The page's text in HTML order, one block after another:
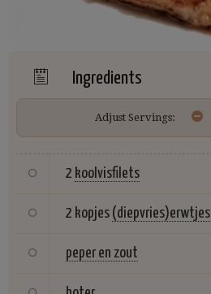
Ingredients
Adjust Servings:
2 koolvisfilets
2 kopjes (diepvries)erwtjes
peper en zout